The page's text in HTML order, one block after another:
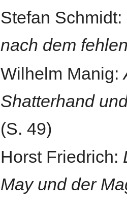
Stefan Schmidt:
nach dem
Wilhelm Manig:
Shatterhand
(S. 49)
Horst Friedrich:
May und der